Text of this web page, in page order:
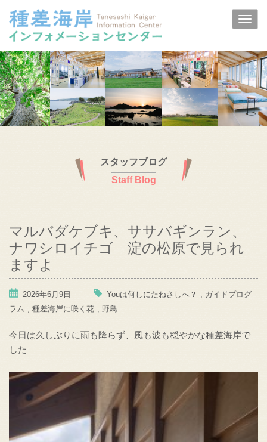
スタッフブログ
Staff Blog
マルバダケブキ、ササバギンラン、
ナワシロイチゴ 淀の松原で見られ
ますよ
2026年6月9日 Youは何しにたねさしへ？ , ガイドプログ
ラム , 種差海岸に咲く花 , 野鳥
今日は久しぶりに雨も降らず、風も波も穏やかな種差海岸で
した